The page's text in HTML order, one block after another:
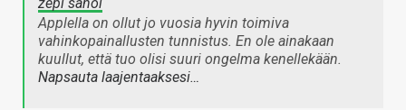
Applella on ollut jo vuosia hyvin toimiva
vahinkopainallusten tunnistus. En ole ainakaan
kuullut, että tuo olisi suuri ongelma kenellekään.
Napsauta laajentaaksesi…